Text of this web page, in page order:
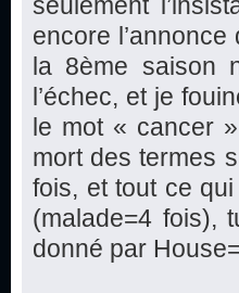
encore
la 8ème saison
l’échec, et je
le mot « cancer
mort des termes
fois, et tout ce
(malade=4 fois),
donné par